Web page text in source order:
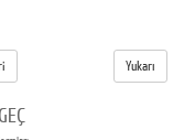
Yukarı